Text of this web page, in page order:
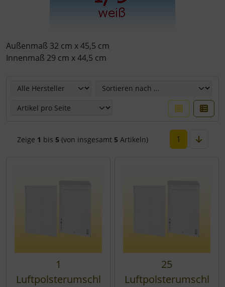
Außenmaß 32 cm x 45,5 cm
Innenmaß 29 cm x 44,5 cm
Zeige 1 bis 5 (von insgesamt 5 Artikeln) 1
1
Luftpolsterumschl
25
Luftpolsterumschl